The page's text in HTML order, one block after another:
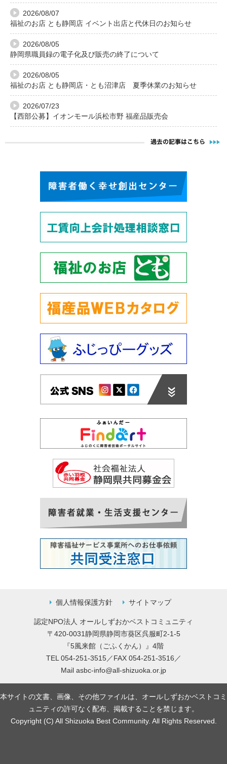
2026/08/07
福祉のお店 とも静岡店 イベント出店と代休日のお知らせ
2026/08/05
静岡県職員録の電子化及び販売の終了について
2026/08/05
福祉のお店 とも静岡店・とも沼津店 夏季休業のお知らせ
2026/07/23
【西部公募】イオンモール浜松市野 福産品販売会
個人情報保護方針 サイトマップ
認定NPO法人 オールしずおかベストコミュニティ
〒420-0031静岡県静岡市葵区呉服町2-1-5
『5風来館（ごふくかん）』4階
TEL 054-251-3515／FAX 054-251-3516／
Mail asbc-info@all-shizuoka.or.jp
本サイトの文書、画像、その他ファイルは、オールしずおかベストコミ
ュニティの許可なく配布、掲載することを禁じます。
Copyright (C) All Shizuoka Best Community. All Rights Reserved.